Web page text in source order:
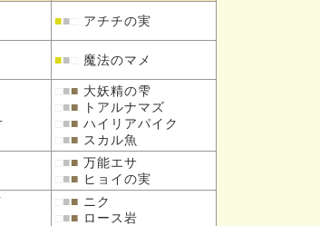
■■ アチチの実
■■ 魔法のマメ
■■ 大妖精の雫
■■ トアルナマズ
■■ ハイリアパイク
■■ スカル魚
■■ 万能エサ
■■ ヒョイの実
■■ ニク
■■ ロース岩